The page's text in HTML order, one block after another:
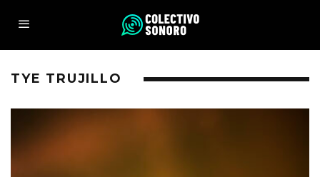
TYE TRUJILLO